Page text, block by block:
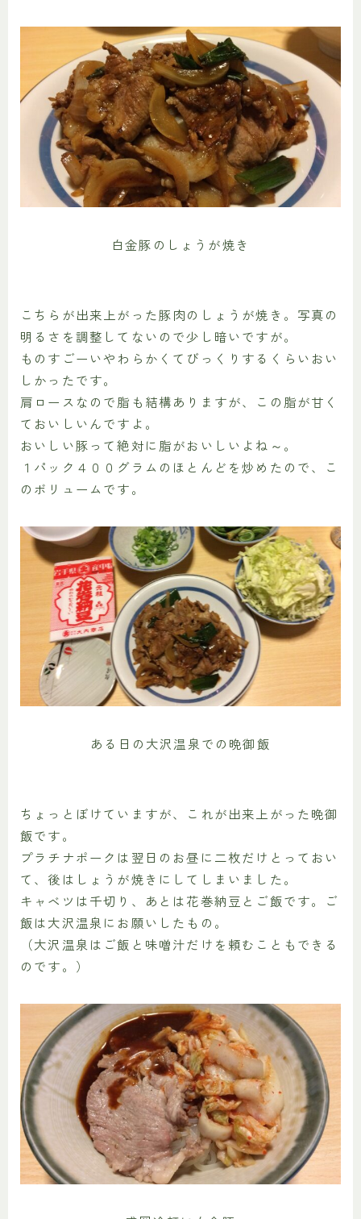
白金豚のしょうが焼き
こちらが出来上がった豚肉のしょうが焼き。写真の
明るさを調整してないので少し暗いですが。
ものすごーいやわらかくてびっくりするくらいおい
しかったです。
肩ロースなので脂も結構ありますが、この脂が甘く
ておいしいんですよ。
おいしい豚って絶対に脂がおいしいよね～。
１パック４００グラムのほとんどを炒めたので、こ
のボリュームです。
ある日の大沢温泉での晩御飯
ちょっとぼけていますが、これが出来上がった晩御
飯です。
プラチナポークは翌日のお昼に二枚だけとっておい
て、後はしょうが焼きにしてしまいました。
キャベツは千切り、あとは花巻納豆とご飯です。ご
飯は大沢温泉にお願いしたもの。
（大沢温泉はご飯と味噌汁だけを頼むこともできる
のです。）